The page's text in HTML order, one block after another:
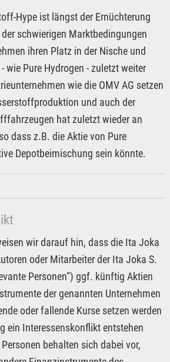
Hype ist längst der Ernüchterung
schwierigen Marktbedingungen
ihren Platz in der Nische und
wie Pure Hydrogen - zuletzt weiter
wie die OMV AG setzen
und auch der
hat zuletzt wieder an
dass z.B. die Aktie von Pure
Depotbeimischung sein könnte.
wir darauf hin, dass die Ita Joka
oder Mitarbeiter der Ita Joka S.
Personen“) ggf. künftig Aktien
der genannten Unternehmen
oder fallende Kurse setzen werden
ein Interessenskonflikt entstehen
behalten sich dabei vor,